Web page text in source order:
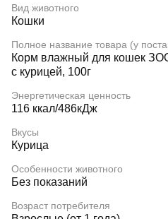
Вид животного
Кошки
Полное название товара (у
Корм влажный для кошек
с курицей, 100г
Энергетическая ценность
116 ккал/486кДж
Вкусы
Курица
Особенности животного
Без показаний
Возраст потребителя